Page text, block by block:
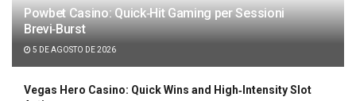
Powbet Casino: Quick‑Hit Gaming per Sessioni
Brevi‑Burst
5 DE AGOSTO DE 2026
Vegas Hero Casino: Quick Wins and High‑Intensity Slot